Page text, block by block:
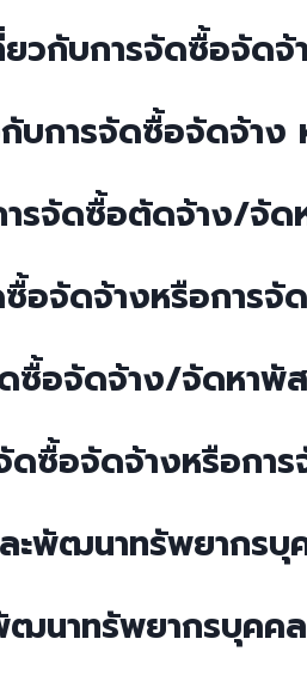
ยวกับการจัดซื้อจัด
บการจัดซื้อจัดจ้า
ารจัดซื้อตัดจ้าง/จั
ซื้อจัดจ้างหรือการ
ซื้อจัดจ้าง/จัดหาพั
ดซื้อจัดจ้างหรือกา
ะพัฒนาทรัพยากรบุ
ฒนาทรัพยากรบุคคล